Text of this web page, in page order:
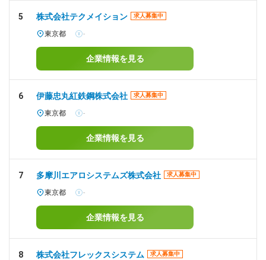
5 株式会社テクメイション 求人募集中
東京都 -
企業情報を見る
6 伊藤忠丸紅鉄鋼株式会社 求人募集中
東京都 -
企業情報を見る
7 多摩川エアロシステムズ株式会社 求人募集中
東京都 -
企業情報を見る
8 株式会社フレックスシステム 求人募集中